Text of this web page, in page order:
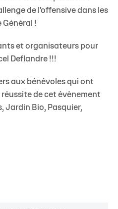
de l'offensive dans les
Général !
et organisateurs pour
Deflandre !!!
aux bénévoles qui ont
de cet évènement
Jardin Bio, Pasquier,